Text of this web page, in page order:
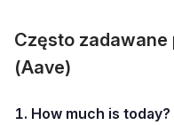
Często zadawane
(Aave)
1. How much is today?